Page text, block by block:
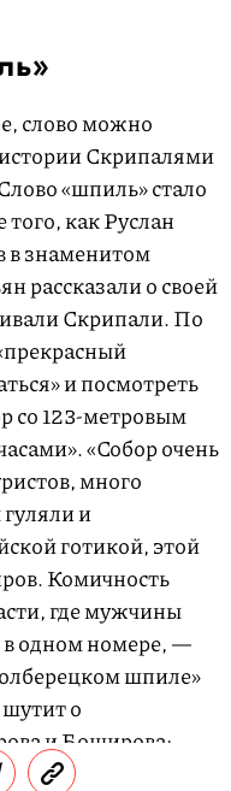
слово можно
Скрипалями
«шпиль» стало
как Руслан
в знаменитом
рассказали о своей
Скрипали. По
и посмотреть
со 123-метровым
«Собор очень
много
и
готикой, этой
Комичность
где мужчины
одном номере, —
шпиле»
о
и Боширова:
вили».